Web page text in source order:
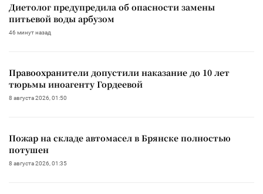
Диетолог предупредила об опасности замены
питьевой воды арбузом
46 минут назад
Правоохранители допустили наказание до 10 лет
тюрьмы иноагенту Гордеевой
8 августа 2026, 01:50
Пожар на складе автомасел в Брянске полностью
потушен
8 августа 2026, 01:35